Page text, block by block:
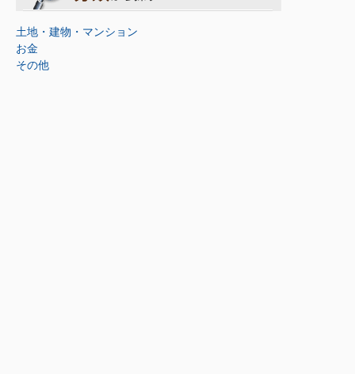
土地・建物・マンション
お金
その他